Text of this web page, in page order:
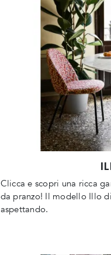
Clicca e scopri una ricca
da pranzo! Il modello Illo
aspettando.